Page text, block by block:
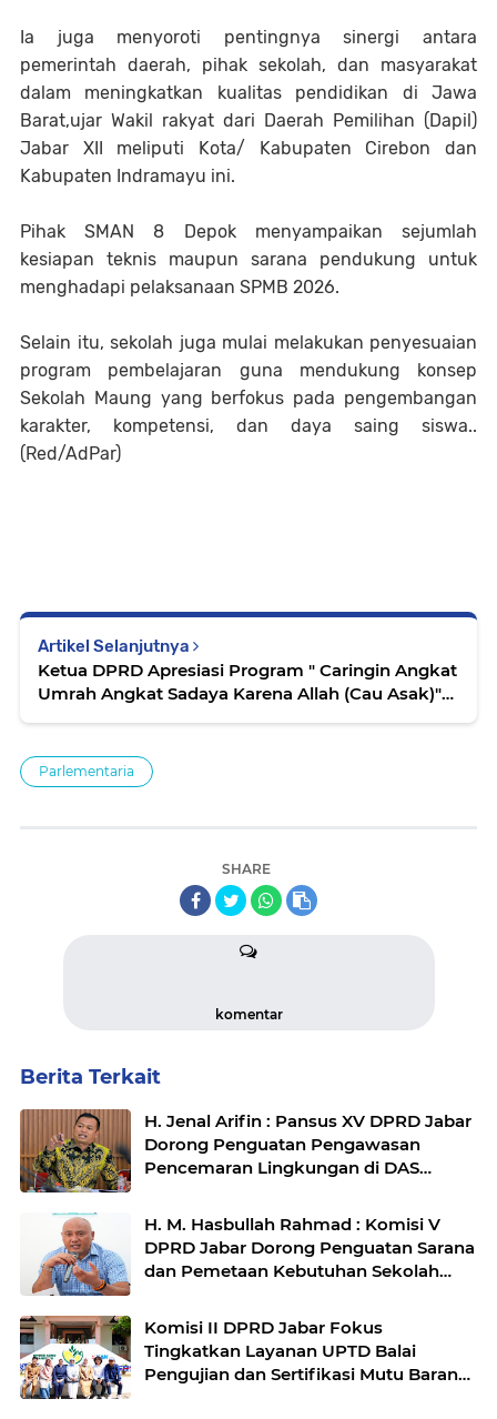
Ia juga menyoroti pentingnya sinergi antara
pemerintah daerah, pihak sekolah, dan masyarakat
dalam meningkatkan kualitas pendidikan di Jawa
Barat,ujar Wakil rakyat dari Daerah Pemilihan (Dapil)
Jabar XII meliputi Kota/ Kabupaten Cirebon dan
Kabupaten Indramayu ini.
Pihak SMAN 8 Depok menyampaikan sejumlah
kesiapan teknis maupun sarana pendukung untuk
menghadapi pelaksanaan SPMB 2026.
Selain itu, sekolah juga mulai melakukan penyesuaian
program pembelajaran guna mendukung konsep
Sekolah Maung yang berfokus pada pengembangan
karakter, kompetensi, dan daya saing siswa..
(Red/AdPar)
Artikel Selanjutnya
Ketua DPRD Apresiasi Program " Caringin Angkat
Umrah Angkat Sadaya Karena Allah (Cau Asak)"
Parlementaria
SHARE
komentar
Berita Terkait
H. Jenal Arifin : Pansus XV DPRD Jabar
Dorong Penguatan Pengawasan
Pencemaran Lingkungan di DAS
H. M. Hasbullah Rahmad : Komisi V
DPRD Jabar Dorong Penguatan Sarana
dan Pemetaan Kebutuhan Sekolah
Komisi II DPRD Jabar Fokus
Tingkatkan Layanan UPTD Balai
Pengujian dan Sertifikasi Mutu Barang